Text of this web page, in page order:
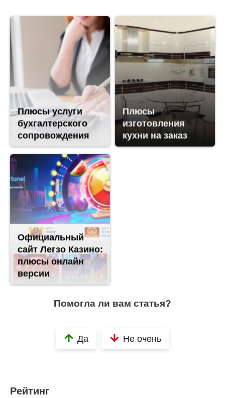
Плюсы услуги
бухгалтерского
сопровождения
Плюсы
изготовления
кухни на заказ
Официальный
сайт Легзо Казино:
плюсы онлайн
версии
Помогла ли вам статья?
Да Не очень
Рейтинг